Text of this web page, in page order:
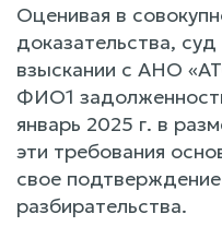
Оценивая в
доказательства,
взыскании с АНО
ФИО1
январь 2025 г. в
эти требования
свое
разбирательства.